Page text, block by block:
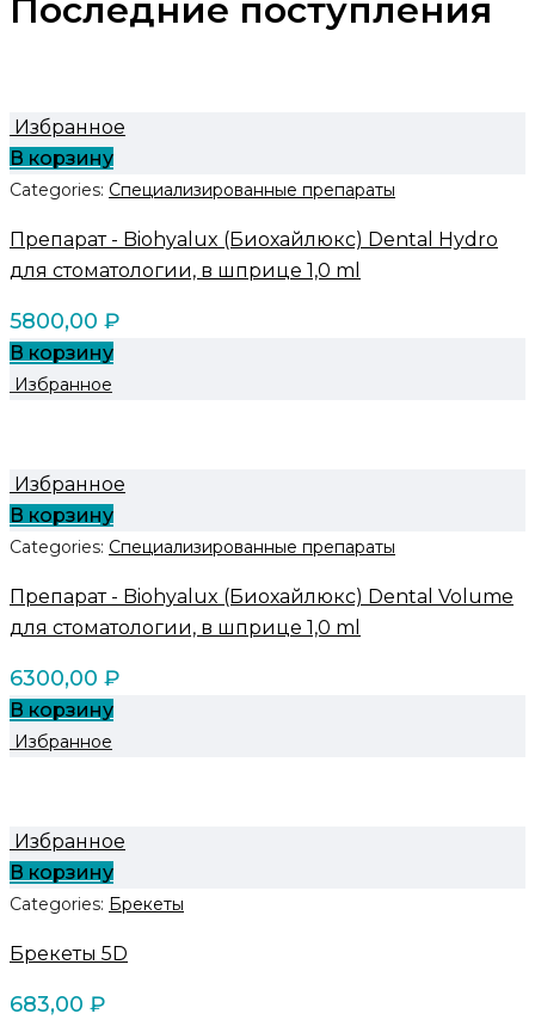
Последние поступления
Избранное
В корзину
Categories: Специализированные препараты
Препарат - Biohyalux (Биохайлюкс) Dental Hydro
для стоматологии, в шприце 1,0 ml
5800,00 ₽
В корзину
Избранное
Избранное
В корзину
Categories: Специализированные препараты
Препарат - Biohyalux (Биохайлюкс) Dental Volume
для стоматологии, в шприце 1,0 ml
6300,00 ₽
В корзину
Избранное
Избранное
В корзину
Categories: Брекеты
Брекеты 5D
683,00 ₽